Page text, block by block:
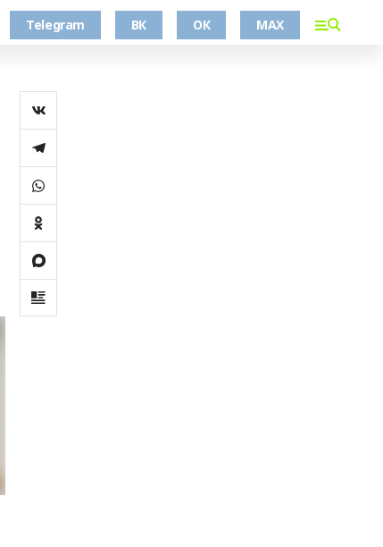
Telegram ВК ОК MAX